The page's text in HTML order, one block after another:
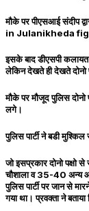
मौके पर पीएसआई संदीप
in Julanikheda
इसके बाद डीएसपी कलायत
लेकिन देखते ही देखते
मौके पर मौजूद पुलिस
लगे।
पुलिस पार्टी ने बडी
जो इसप्रकार दोनो पक्षो
चौशाला व 35-40 अन्य
पुलिस पार्टी पर जान से
गया था। प्रवक्ता ने